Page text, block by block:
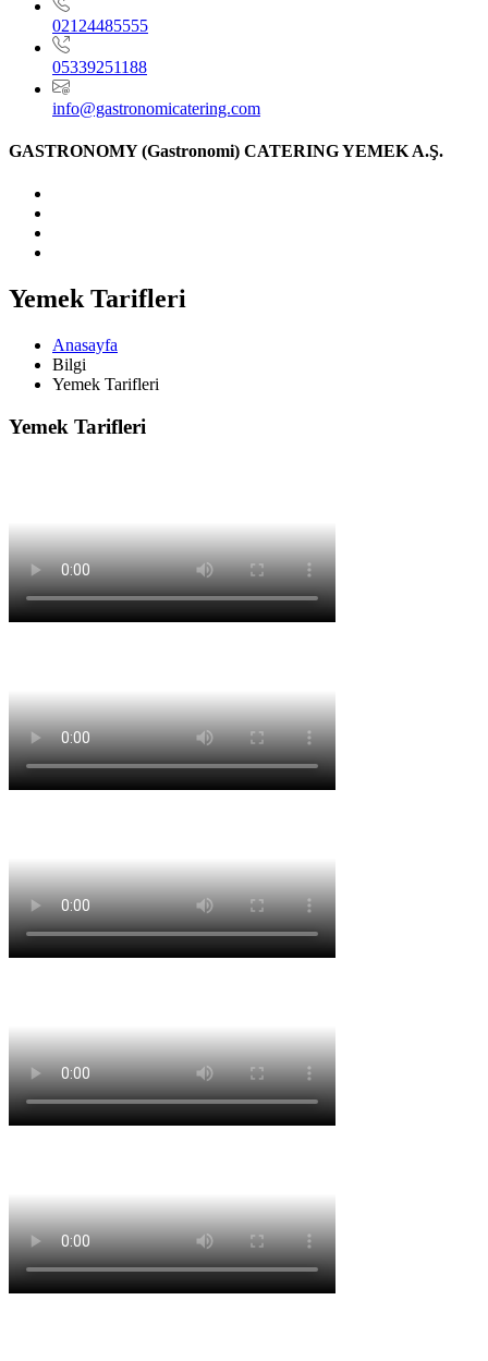
02124485555
05339251188
info@gastronomicatering.com
GASTRONOMY (Gastronomi) CATERING YEMEK A.Ş.
Yemek Tarifleri
Anasayfa
Bilgi
Yemek Tarifleri
Yemek Tarifleri